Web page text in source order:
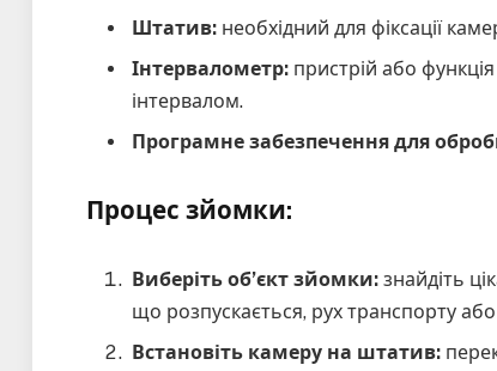
Штатив: необхідний для фіксації
Інтервалометр: пристрій або
інтервалом.
Програмне забезпечення для
Процес зйомки:
Виберіть об’єкт зйомки: знайдіть
що розпускається, рух транспорту або
Встановіть камеру на штатив: